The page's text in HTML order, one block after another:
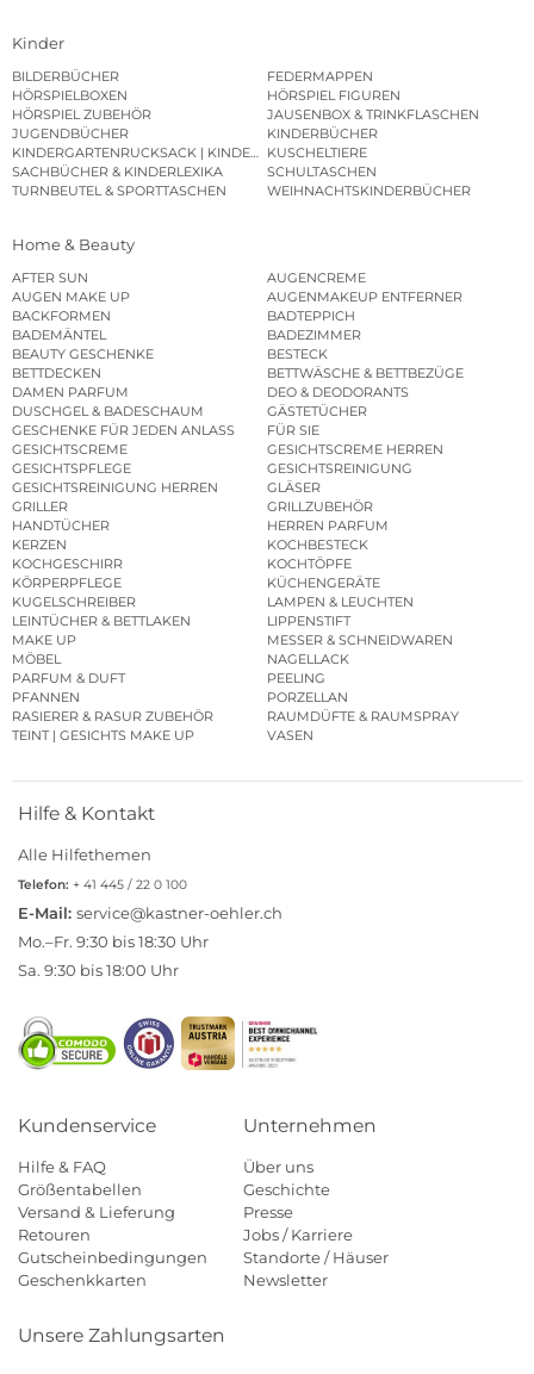
Kinder
BILDERBÜCHER
FEDERMAPPEN
HÖRSPIELBOXEN
HÖRSPIEL FIGUREN
HÖRSPIEL ZUBEHÖR
JAUSENBOX & TRINKFLASCHEN
JUGENDBÜCHER
KINDERBÜCHER
KINDERGARTENRUCKSACK | KINDERGARTENBEUTEL
KUSCHELTIERE
SACHBÜCHER & KINDERLEXIKA
SCHULTASCHEN
TURNBEUTEL & SPORTTASCHEN
WEIHNACHTSKINDERBÜCHER
Home & Beauty
AFTER SUN
AUGENCREME
AUGEN MAKE UP
AUGENMAKEUP ENTFERNER
BACKFORMEN
BADTEPPICH
BADEMÄNTEL
BADEZIMMER
BEAUTY GESCHENKE
BESTECK
BETTDECKEN
BETTWÄSCHE & BETTBEZÜGE
DAMEN PARFUM
DEO & DEODORANTS
DUSCHGEL & BADESCHAUM
GÄSTETÜCHER
GESCHENKE FÜR JEDEN ANLASS
FÜR SIE
GESICHTSCREME
GESICHTSCREME HERREN
GESICHTSPFLEGE
GESICHTSREINIGUNG
GESICHTSREINIGUNG HERREN
GLÄSER
GRILLER
GRILLZUBEHÖR
HANDTÜCHER
HERREN PARFUM
KERZEN
KOCHBESTECK
KOCHGESCHIRR
KOCHTÖPFE
KÖRPERPFLEGE
KÜCHENGERÄTE
KUGELSCHREIBER
LAMPEN & LEUCHTEN
LEINTÜCHER & BETTLAKEN
LIPPENSTIFT
MAKE UP
MESSER & SCHNEIDWAREN
MÖBEL
NAGELLACK
PARFUM & DUFT
PEELING
PFANNEN
PORZELLAN
RASIERER & RASUR ZUBEHÖR
RAUMDÜFTE & RAUMSPRAY
TEINT | GESICHTS MAKE UP
VASEN
Hilfe & Kontakt
Alle Hilfethemen
Telefon: + 41 445 / 22 0 100
E-Mail: service@kastner-oehler.ch
Mo.–Fr. 9:30 bis 18:30 Uhr
Sa. 9:30 bis 18:00 Uhr
Kundenservice
Hilfe & FAQ
Größentabellen
Versand & Lieferung
Retouren
Gutscheinbedingungen
Geschenkkarten
Unternehmen
Über uns
Geschichte
Presse
Jobs / Karriere
Standorte / Häuser
Newsletter
Unsere Zahlungsarten